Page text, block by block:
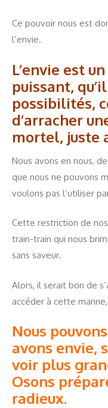
Ce pouvoir nous est
l’envie.
L’envie est
puissant,
possibilités,
d’arracher
mortel, juste
Nous avons en nous,
que nous ne pouvons
voulons pas l’utiliser
Cette restriction de
train-train qui nous
sans saveur.
Alors, il serait bon de
accéder à cette
Nous
avons envie,
voir plus
Osons
radieux.